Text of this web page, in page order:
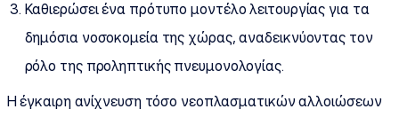
Καθιερώσει ένα πρότυπο μοντέλο λειτουργίας για τα
δημόσια νοσοκομεία της χώρας, αναδεικνύοντας τον
ρόλο της προληπτικής πνευμονολογίας.
Η έγκαιρη ανίχνευση τόσο νεοπλασματικών αλλοιώσεων